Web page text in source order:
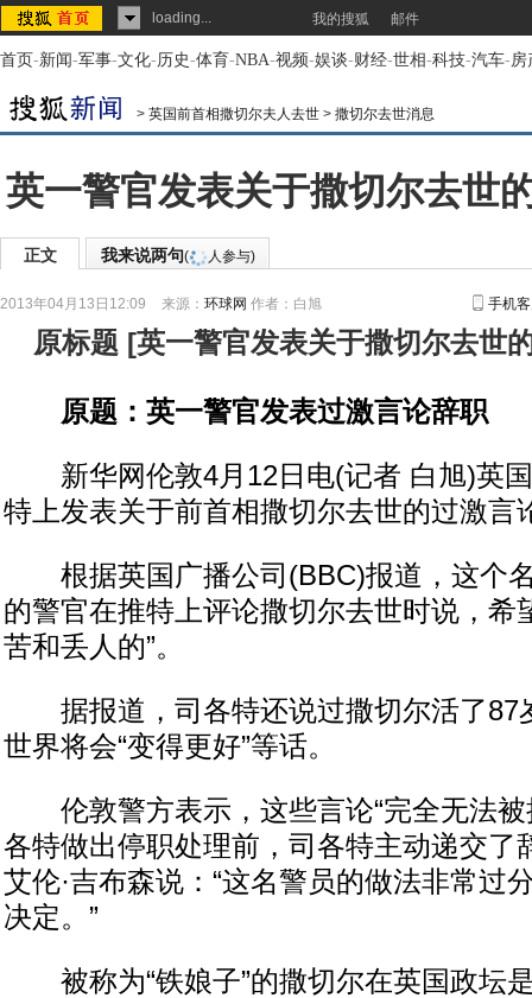
loading... 我的搜狐 邮件
首页-新闻-军事-文化-历史-体育-NBA-视频-娱谈-财经-世相-科技-汽车-房
> 英国前首相撒切尔夫人去世 > 撒切尔去世消息
英一警官发表关于撒切尔去世
正文 我来说两句( 人参与)
2013年04月13日12:09 来源： 环球网 作者：白旭 手机
原标题 [英一警官发表关于撒切尔去世
原题：英一警官发表过激言论辞职
新华网伦敦4月12日电(记者 白旭)英国
特上发表关于前首相撒切尔去世的过激言
根据英国广播公司(BBC)报道，这个名
的警官在推特上评论撒切尔去世时说，希
苦和丢人的”。
据报道，司各特还说过撒切尔活了87
世界将会“变得更好”等话。
伦敦警方表示，这些言论“完全无法被
各特做出停职处理前，司各特主动递交了
艾伦·吉布森说：“这名警员的做法非常过
决定。”
被称为“铁娘子”的撒切尔在英国政坛